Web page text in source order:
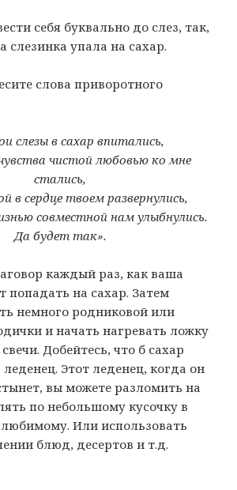
себя буквально до слез, так,
слезинка упала на сахар.
слова приворотного
слезы в сахар впитались,
чистой любовью ко мне
стались,
в сердце твоем развернулись,
совместной нам улыбнулись.
Да будет так».
каждый раз, как ваша
попадать на сахар. Затем
немного родниковой или
и начать нагревать ложку
Добейтесь, что б сахар
Этот леденец, когда он
вы можете разломить на
по небольшому кусочку в
Или использовать
блюд, десертов и т.д.